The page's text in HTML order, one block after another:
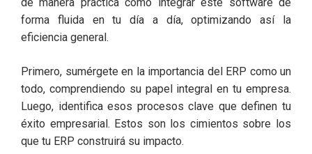
de manera práctica cómo integrar este software de
forma fluida en tu día a día, optimizando así la
eficiencia general.
Primero, sumérgete en la importancia del ERP como un
todo, comprendiendo su papel integral en tu empresa.
Luego, identifica esos procesos clave que definen tu
éxito empresarial. Estos son los cimientos sobre los
que tu ERP construirá su impacto.